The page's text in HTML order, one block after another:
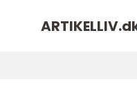
ARTIKELLIV.